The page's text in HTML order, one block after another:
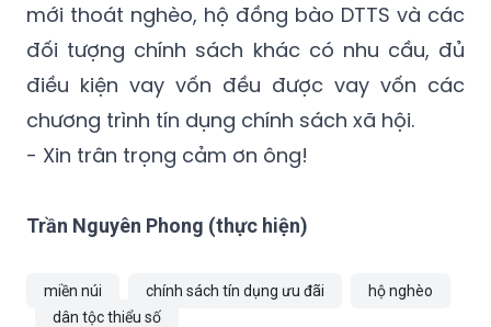
mới thoát nghèo, hộ đồng bào DTTS và các
đối tượng chính sách khác có nhu cầu, đủ
điều kiện vay vốn đều được vay vốn các
chương trình tín dụng chính sách xã hội.
- Xin trân trọng cảm ơn ông!
Trần Nguyên Phong (thực hiện)
miền núi chính sách tín dụng ưu đãi
hộ nghèo
dân tộc thiểu số